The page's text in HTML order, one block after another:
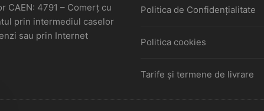
CAEN: 4791 – Comerţ cu
prin intermediul caselor
sau prin Internet
Politica de Confidențialitate
Politica cookies
Tarife și termene de livrare